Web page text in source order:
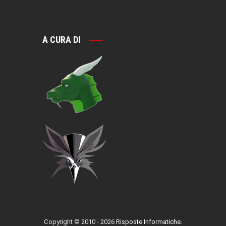
A CURA DI
Copyright © 2010 - 2026 Risposte Informatiche.